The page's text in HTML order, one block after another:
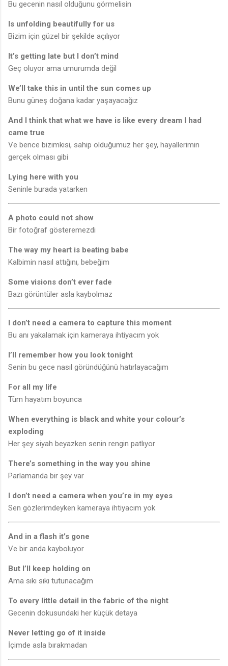
Bu gecenin nasıl olduğunu görmelisin
Is unfolding beautifully for us
Bizim için güzel bir şekilde açılıyor
It’s getting late but I don’t mind
Geç oluyor ama umurumda değil
We’ll take this in until the sun comes up
Bunu güneş doğana kadar yaşayacağız
And I think that what we have is like every dream I had
came true
Ve bence bizimkisi, sahip olduğumuz her şey, hayallerimin
gerçek olması gibi
Lying here with you
Seninle burada yatarken
A photo could not show
Bir fotoğraf gösteremezdi
The way my heart is beating babe
Kalbimin nasıl attığını, bebeğim
Some visions don’t ever fade
Bazı görüntüler asla kaybolmaz
I don’t need a camera to capture this moment
Bu anı yakalamak için kameraya ihtiyacım yok
I’ll remember how you look tonight
Senin bu gece nasıl göründüğünü hatırlayacağım
For all my life
Tüm hayatım boyunca
When everything is black and white your colour’s
exploding
Her şey siyah beyazken senin rengin patlıyor
There’s something in the way you shine
Parlamanda bir şey var
I don’t need a camera when you’re in my eyes
Sen gözlerimdeyken kameraya ihtiyacım yok
And in a flash it’s gone
Ve bir anda kayboluyor
But I’ll keep holding on
Ama sıkı sıkı tutunacağım
To every little detail in the fabric of the night
Gecenin dokusundaki her küçük detaya
Never letting go of it inside
İçimde asla bırakmadan